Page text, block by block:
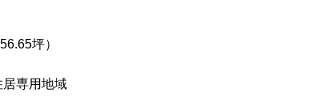
坪）
居専用地域